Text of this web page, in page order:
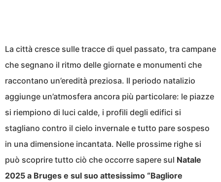
La città cresce sulle tracce di quel passato, tra campane
che segnano il ritmo delle giornate e monumenti che
raccontano un’eredità preziosa. Il periodo natalizio
aggiunge un’atmosfera ancora più particolare: le piazze
si riempiono di luci calde, i profili degli edifici si
stagliano contro il cielo invernale e tutto pare sospeso
in una dimensione incantata. Nelle prossime righe si
può scoprire tutto ciò che occorre sapere sul Natale
2025 a Bruges e sul suo attesissimo “Bagliore